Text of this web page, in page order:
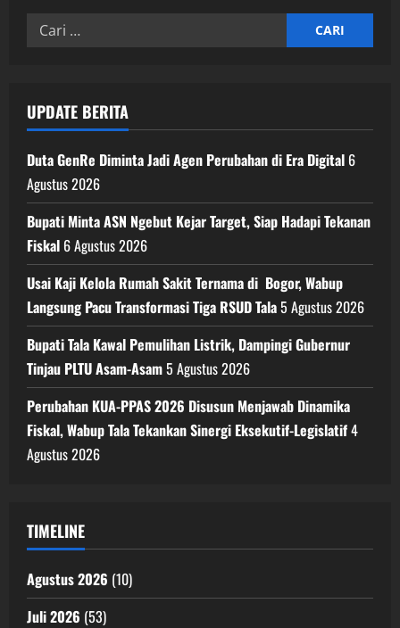
Cari
UPDATE BERITA
Duta GenRe Diminta Jadi Agen Perubahan di Era Digital 6
Agustus 2026
Bupati Minta ASN Ngebut Kejar Target, Siap Hadapi Tekanan
Fiskal 6 Agustus 2026
Usai Kaji Kelola Rumah Sakit Ternama di Bogor, Wabup
Langsung Pacu Transformasi Tiga RSUD Tala5 Agustus 2026
Bupati Tala Kawal Pemulihan Listrik, Dampingi Gubernur
Tinjau PLTU Asam-Asam5 Agustus 2026
Perubahan KUA-PPAS 2026 Disusun Menjawab Dinamika
Fiskal, Wabup Tala Tekankan Sinergi Eksekutif-Legislatif4
Agustus 2026
TIMELINE
Agustus 2026 (10)
Juli 2026 (53)